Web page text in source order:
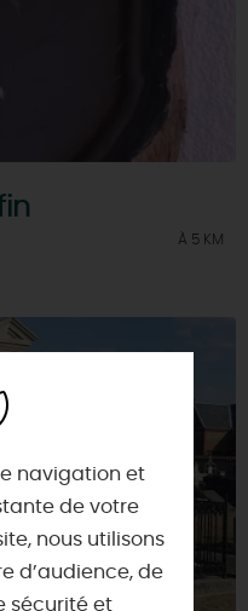
À 5 KM
navigation et
de votre
nous utilisons
d’audience, de
sécurité et